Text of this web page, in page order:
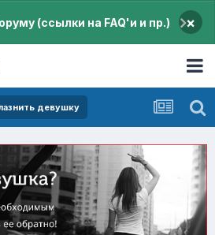
(ссылки на FAQ'и и пр.) ×
девушку